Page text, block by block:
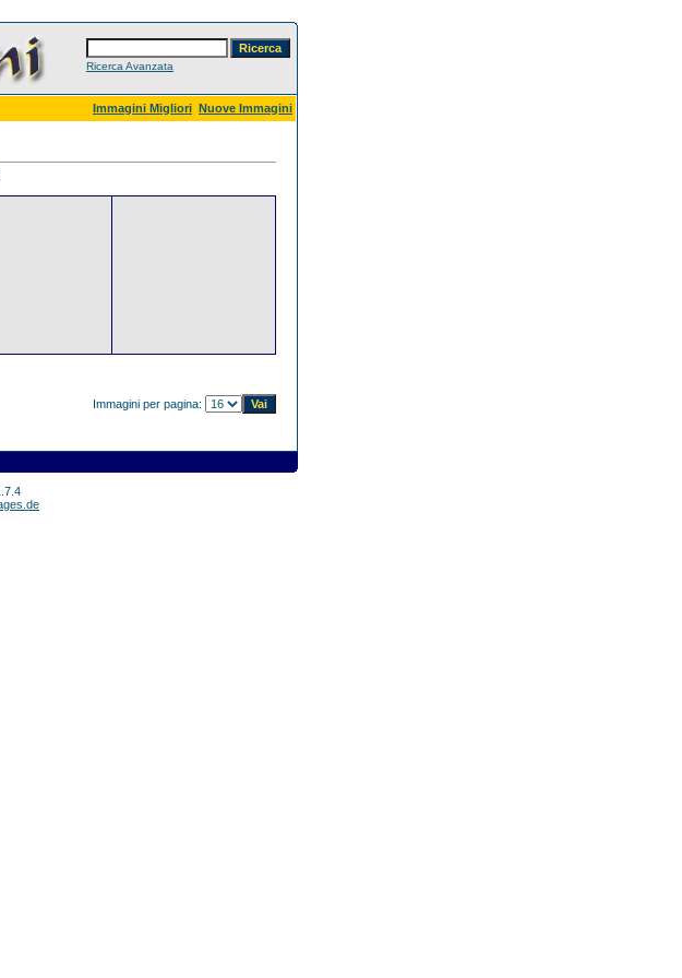
Ricerca Avanzata
Immagini Migliori Nuove Immagini
Immagini per pagina: